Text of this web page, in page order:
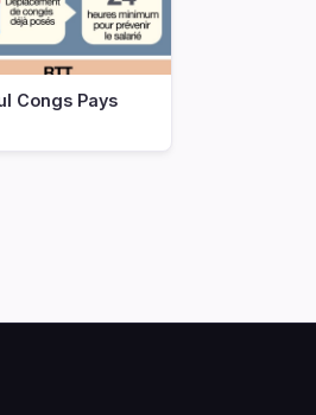
Congs Pays